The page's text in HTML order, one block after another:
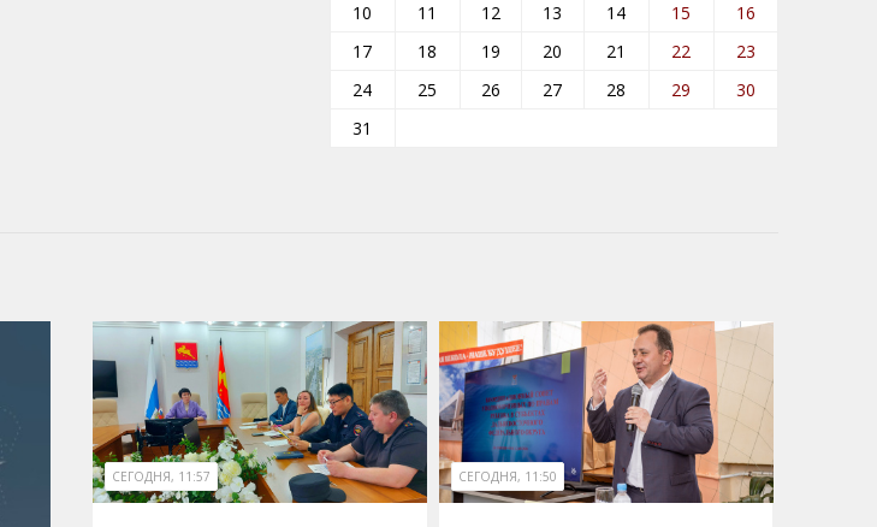
10
11 12 13 14 15
16
17
18 19 20 21 22
23
24
25 26 27 28 29
30
31
СЕГОДНЯ, 11:57 СЕГОДНЯ, 11:50